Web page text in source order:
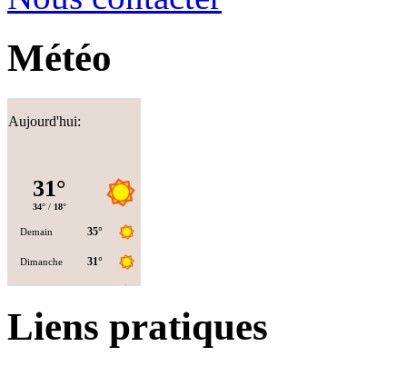
Météo
Aujourd'hui:
Liens pratiques